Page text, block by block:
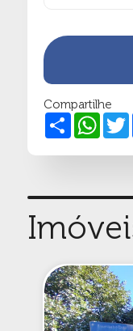
Compartilhe
Share